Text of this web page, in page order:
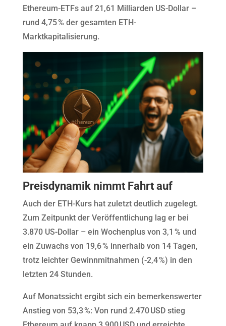
Ethereum-ETFs auf 21,61 Milliarden US-Dollar –
rund 4,75 % der gesamten ETH-
Marktkapitalisierung.
Preisdynamik nimmt Fahrt auf
Auch der ETH-Kurs hat zuletzt deutlich zugelegt.
Zum Zeitpunkt der Veröffentlichung lag er bei
3.870 US-Dollar – ein Wochenplus von 3,1 % und
ein Zuwachs von 19,6 % innerhalb von 14 Tagen,
trotz leichter Gewinnmitnahmen (-2,4 %) in den
letzten 24 Stunden.
Auf Monatssicht ergibt sich ein bemerkenswerter
Anstieg von 53,3 %: Von rund 2.470 USD stieg